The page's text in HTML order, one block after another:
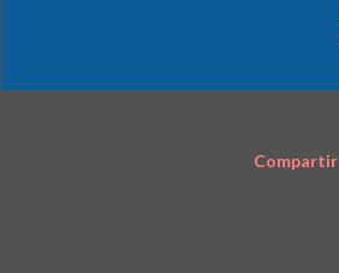
Compartir